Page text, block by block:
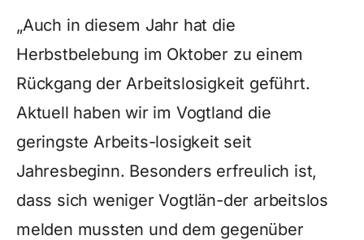
„Auch in diesem Jahr hat die
Herbstbelebung im Oktober zu einem
Rückgang der Arbeitslosigkeit geführt.
Aktuell haben wir im Vogtland die
geringste Arbeits-losigkeit seit
Jahresbeginn. Besonders erfreulich ist,
dass sich weniger Vogtlän-der arbeitslos
melden mussten und dem gegenüber